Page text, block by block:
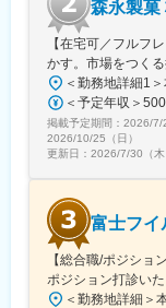
■想定されるキ
既存顧客担当
事業部横断の
■企業の特徴/魅
創業85年以上
年の信頼と実
変更の範囲：
森永製菓
【在宅可／フルフ
かす。市場をつく
掲載予定期間： 2026/7/
2026/10/25（日）
更新日： 2026/7/30（木
富士フイ
【総合職/ポジショ
ポジション打診い